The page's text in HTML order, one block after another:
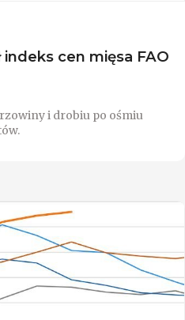
cen mięsa FAO
i drobiu po ośmiu